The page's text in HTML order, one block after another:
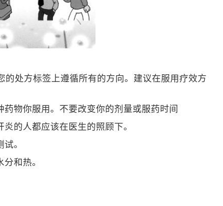
处方标签上遵循所有的方向。建议在服用疗效方
物你服用。不要改变你的剂量或服药时间
的人都应该在医生的照顾下。
。
和热。